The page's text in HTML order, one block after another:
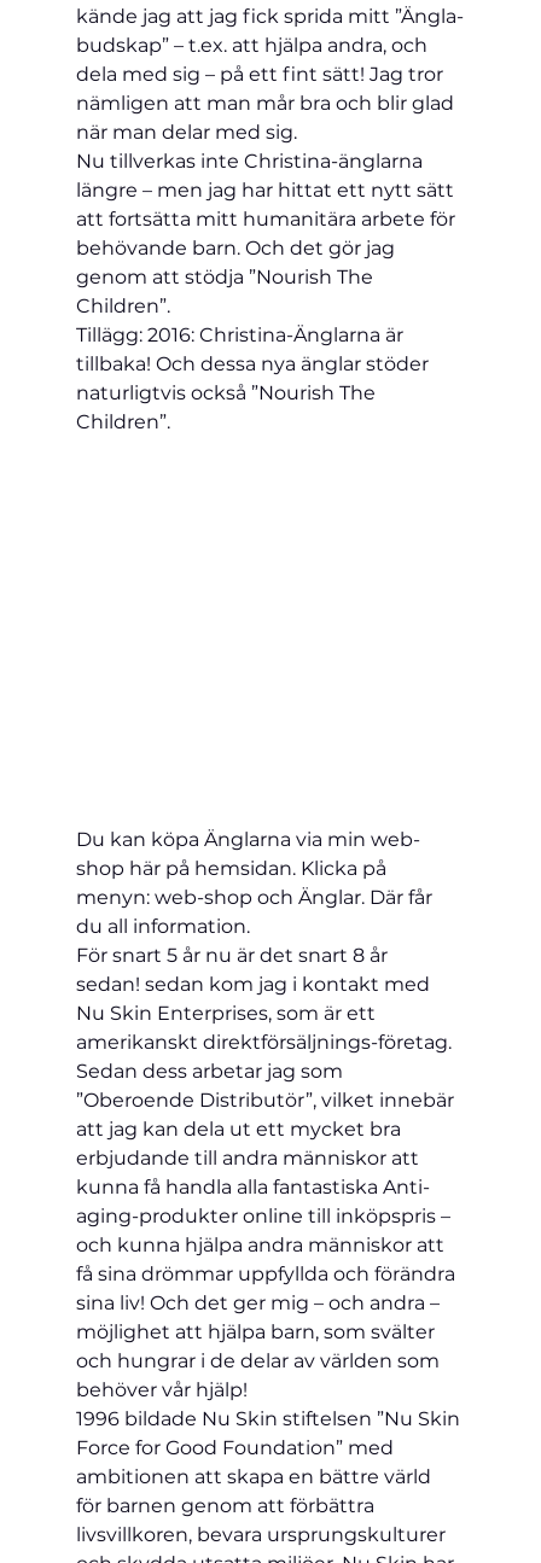
kände jag att jag fick sprida mitt ”Ängla-
budskap” – t.ex. att hjälpa andra, och
dela med sig – på ett fint sätt! Jag tror
nämligen att man mår bra och blir glad
när man delar med sig.
Nu tillverkas inte Christina-änglarna
längre – men jag har hittat ett nytt sätt
att fortsätta mitt humanitära arbete för
behövande barn. Och det gör jag
genom att stödja ”Nourish The
Children”.
Tillägg: 2016: Christina-Änglarna är
tillbaka! Och dessa nya änglar stöder
naturligtvis också ”Nourish The
Children”.
Du kan köpa Änglarna via min web-
shop här på hemsidan. Klicka på
menyn: web-shop och Änglar. Där får
du all information.
För snart 5 år nu är det snart 8 år
sedan! sedan kom jag i kontakt med
Nu Skin Enterprises, som är ett
amerikanskt direktförsäljnings-företag.
Sedan dess arbetar jag som
”Oberoende Distributör”, vilket innebär
att jag kan dela ut ett mycket bra
erbjudande till andra människor att
kunna få handla alla fantastiska Anti-
aging-produkter online till inköpspris –
och kunna hjälpa andra människor att
få sina drömmar uppfyllda och förändra
sina liv! Och det ger mig – och andra –
möjlighet att hjälpa barn, som svälter
och hungrar i de delar av världen som
behöver vår hjälp!
1996 bildade Nu Skin stiftelsen ”Nu Skin
Force for Good Foundation” med
ambitionen att skapa en bättre värld
för barnen genom att förbättra
livsvillkoren, bevara ursprungskulturer